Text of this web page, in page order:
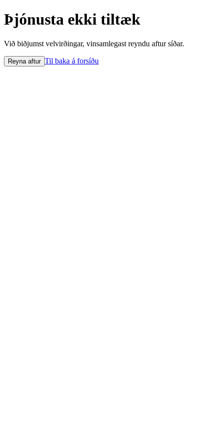
Þjónusta ekki tiltæk
Við biðjumst velvirðingar, vinsamlegast reyndu aftur síðar.
Reyna aftur Til baka á forsíðu